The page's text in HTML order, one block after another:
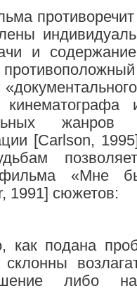
и
жанров
[Carlson,
фильма
1991] сюжетов:
как подана
либо